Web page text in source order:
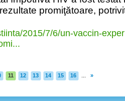
promiţătoare,
2015/7/6/un-vaccin-
11 12 13 14 15 16 »